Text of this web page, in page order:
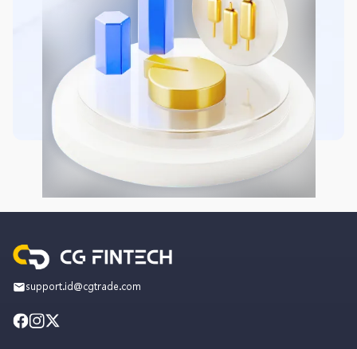
support.id@cgtrade.com